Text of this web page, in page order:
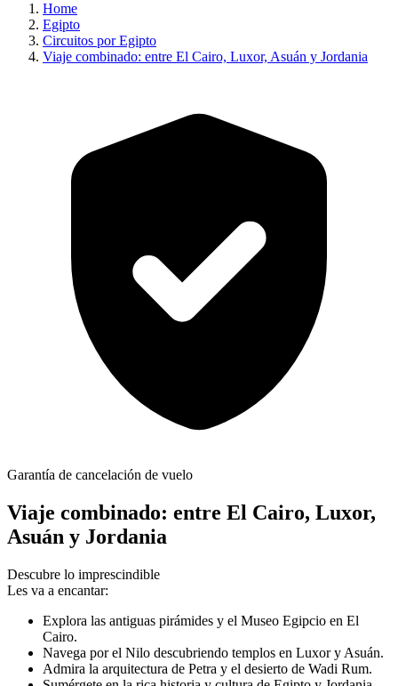
Home
Egipto
Circuitos por Egipto
Viaje combinado: entre El Cairo, Luxor, Asuán y Jordania
Garantía de cancelación de vuelo
Viaje combinado: entre El Cairo, Luxor,
Asuán y Jordania
Descubre lo imprescindible
Les va a encantar:
Explora las antiguas pirámides y el Museo Egipcio en El
Cairo.
Navega por el Nilo descubriendo templos en Luxor y Asuán.
Admira la arquitectura de Petra y el desierto de Wadi Rum.